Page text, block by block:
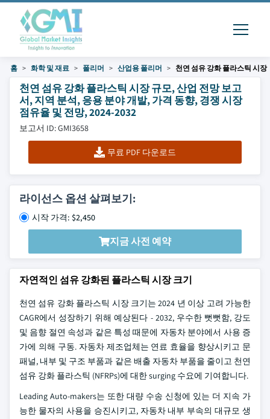
홈 화학 및 재료 폴리머 산업용 폴리머 천연 섬유 강화 플라스틱 시장
천연 섬유 강화 플라스틱 시장 규모, 산업 전망 보고
서, 지역 분석, 응용 분야 개발, 가격 동향, 경쟁 시장
점유율 및 전망, 2024-2032
보고서 ID: GMI3658
무료 PDF 다운로드
라이선스 옵션 살펴보기:
시작 가격: $2,450
지금 사전 예약
자연적인 섬유 강화된 플라스틱 시장 크기
천연 섬유 강화 플라스틱 시장 크기는 2024 년 이상 고려 가능한
CAGR에서 성장하기 위해 예상된다 - 2032, 우수한 뻣뻣함, 강도
및 음향 절연 속성과 같은 특성 때문에 자동차 분야에서 사용 증
가에 의해 구동. 자동차 제조업체는 연료 효율을 향상시키고 문
패널, 내부 및 구조 부품과 같은 배출 자동차 부품을 줄이고 천연
섬유 강화 플라스틱 (NFRPs)에 대한 surging 수요에 기여합니다.
Leading Auto-makers는 또한 대량 수송 신청에 있는 더 지속 가
능한 물자의 사용을 승진시키고, 자동차 내부 부속의 대규모 생